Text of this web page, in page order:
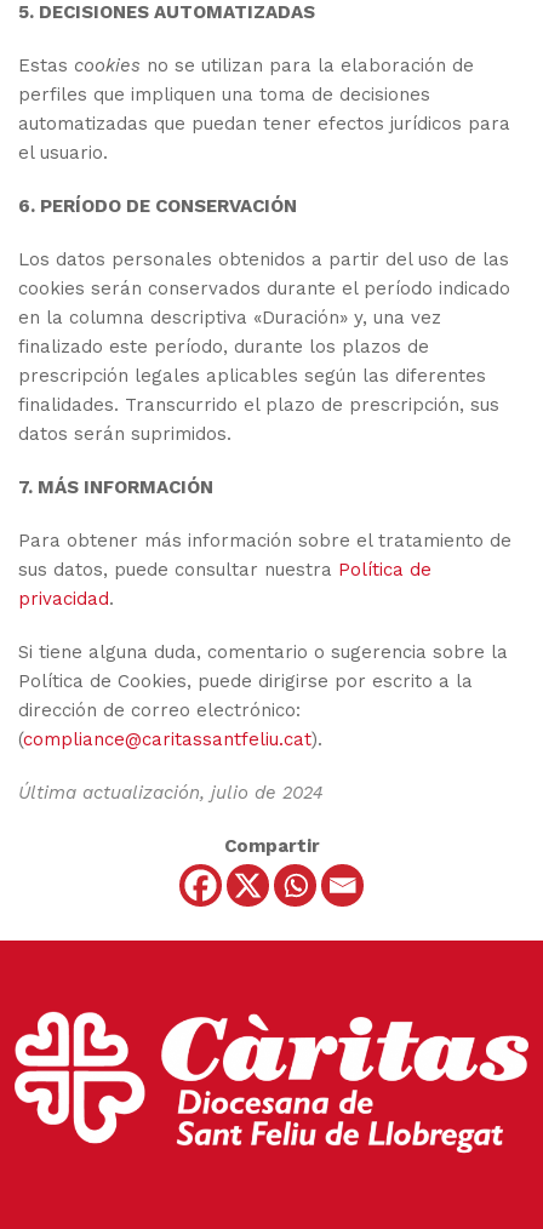
5. DECISIONES AUTOMATIZADAS
Estas cookies no se utilizan para la elaboración de
perfiles que impliquen una toma de decisiones
automatizadas que puedan tener efectos jurídicos para
el usuario.
6. PERÍODO DE CONSERVACIÓN
Los datos personales obtenidos a partir del uso de las
cookies serán conservados durante el período indicado
en la columna descriptiva «Duración» y, una vez
finalizado este período, durante los plazos de
prescripción legales aplicables según las diferentes
finalidades. Transcurrido el plazo de prescripción, sus
datos serán suprimidos.
7. MÁS INFORMACIÓN
Para obtener más información sobre el tratamiento de
sus datos, puede consultar nuestra Política de
privacidad.
Si tiene alguna duda, comentario o sugerencia sobre la
Política de Cookies, puede dirigirse por escrito a la
dirección de correo electrónico:
(compliance@caritassantfeliu.cat).
Última actualización, julio de 2024
Compartir